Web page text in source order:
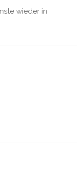
wieder in